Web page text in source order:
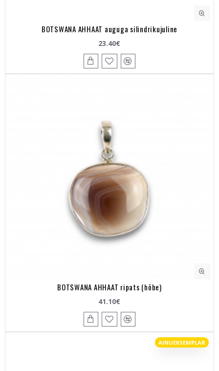
BOTSWANA AHHAAT auguga silindrikujuline
23.40€
BOTSWANA AHHAAT ripats (hõbe)
41.10€
AINUEKSEMPLAR